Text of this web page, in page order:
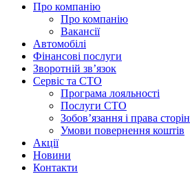
Про компанію
Про компанію
Вакансії
Автомобілі
Фінансові послуги
Зворотній зв’язок
Cервіс та СТО
Програма лояльності
Послуги СТО
Зобов’язання і права сторін
Умови повернення коштів
Акції
Новини
Контакти